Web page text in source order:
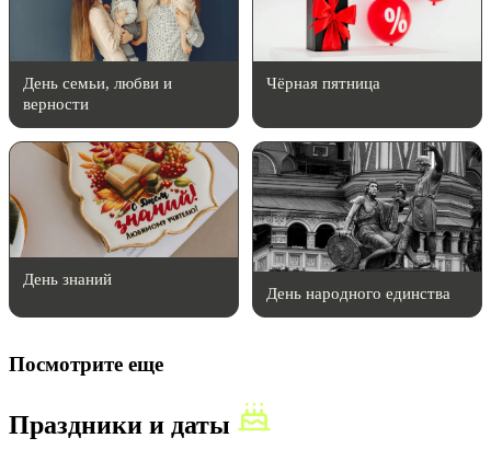
День семьи, любви и
верности
Чёрная пятница
День знаний
День народного единства
Посмотрите еще
Праздники и даты